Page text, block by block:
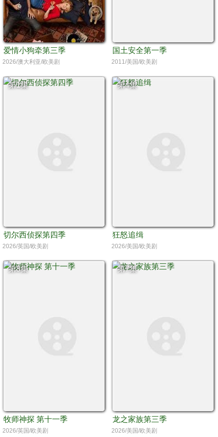
爱情小狗牵第三季
2026/澳大利亚/欧美剧
国土安全第一季
2011/美国/欧美剧
第1集
切尔西侦探第四季
2026/英国/欧美剧
第4集
狂怒追缉
2026/美国/欧美剧
第8集
牧师神探 第十一季
2026/英国/欧美剧
第7集
龙之家族第三季
2026/美国/欧美剧